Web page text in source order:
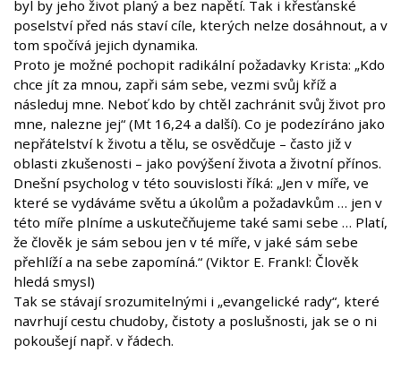
byl by jeho život planý a bez napětí. Tak i křesťanské
poselství před nás staví cíle, kterých nelze dosáhnout, a v
tom spočívá jejich dynamika.
Proto je možné pochopit radikální požadavky Krista: „Kdo
chce jít za mnou, zapři sám sebe, vezmi svůj kříž a
následuj mne. Neboť kdo by chtěl zachránit svůj život pro
mne, nalezne jej“ (Mt 16,24 a další). Co je podezíráno jako
nepřátelství k životu a tělu, se osvědčuje – často již v
oblasti zkušenosti – jako povýšení života a životní přínos.
Dnešní psycholog v této souvislosti říká: „Jen v míře, ve
které se vydáváme světu a úkolům a požadavkům … jen v
této míře plníme a uskutečňujeme také sami sebe … Platí,
že člověk je sám sebou jen v té míře, v jaké sám sebe
přehlíží a na sebe zapomíná.“ (Viktor E. Frankl: Člověk
hledá smysl)
Tak se stávají srozumitelnými i „evangelické rady“, které
navrhují cestu chudoby, čistoty a poslušnosti, jak se o ni
pokoušejí např. v řádech.